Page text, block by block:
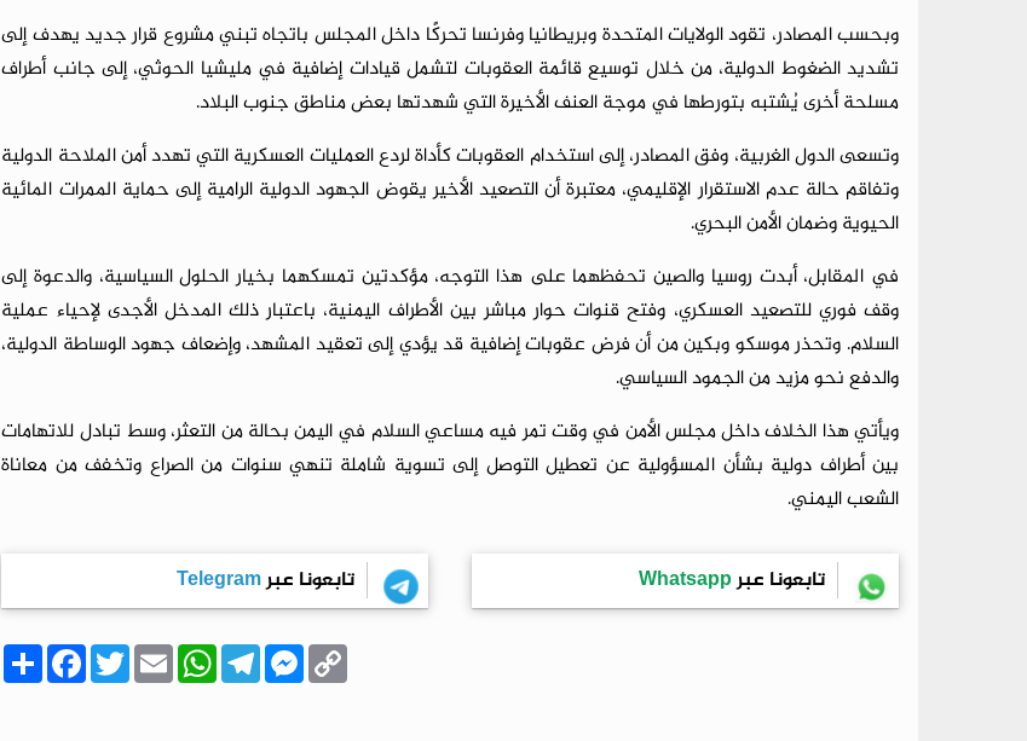
وبحسب المصادر، تقود الولايات المتحدة وبريطانيا وفرنسا تحركًا داخل المجلس باتجاه تبني مشروع قرار جديد يهدف إلى
تشديد الضغوط الدولية، من خلال توسيع قائمة العقوبات لتشمل قيادات إضافية في مليشيا الحوثي، إلى جانب أطراف
مسلحة أخرى يُشتبه بتورطها في موجة العنف الأخيرة التي شهدتها بعض مناطق جنوب البلاد.
وتسعى الدول الغربية، وفق المصادر، إلى استخدام العقوبات كأداة لردع العمليات العسكرية التي تهدد أمن الملاحة الدولية
وتفاقم حالة عدم الاستقرار الإقليمي، معتبرة أن التصعيد الأخير يقوض الجهود الدولية الرامية إلى حماية الممرات المائية
الحيوية وضمان الأمن البحري.
في المقابل، أبدت روسيا والصين تحفظهما على هذا التوجه، مؤكدتين تمسكهما بخيار الحلول السياسية، والدعوة إلى
وقف فوري للتصعيد العسكري، وفتح قنوات حوار مباشر بين الأطراف اليمنية، باعتبار ذلك المدخل الأجدى لإحياء عملية
السلام. وتحذر موسكو وبكين من أن فرض عقوبات إضافية قد يؤدي إلى تعقيد المشهد، وإضعاف جهود الوساطة الدولية،
والدفع نحو مزيد من الجمود السياسي.
ويأتي هذا الخلاف داخل مجلس الأمن في وقت تمر فيه مساعي السلام في اليمن بحالة من التعثر، وسط تبادل للاتهامات
بين أطراف دولية بشأن المسؤولية عن تعطيل التوصل إلى تسوية شاملة تنهي سنوات من الصراع وتخفف من معاناة
الشعب اليمني.
تابعونا عبرWhatsapp تابعونا عبرTelegram
ا
ن
ش
F
a
c
T
wi
E
m
a
W
h
a
T
el
M
e
s
C
o
p